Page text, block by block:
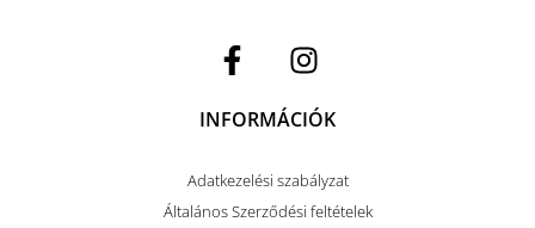
INFORMÁCIÓK
Adatkezelési szabályzat
Általános Szerződési feltételek